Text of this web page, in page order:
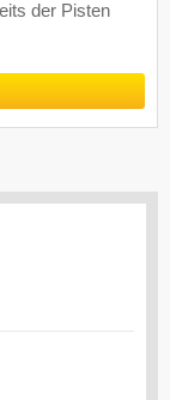
der Pisten